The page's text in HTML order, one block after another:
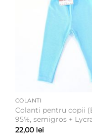
COLANTI
Colanti pentru copii
95%, semigros +
22,00 lei